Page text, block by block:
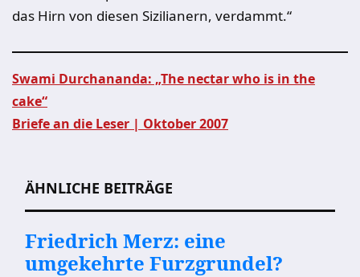
das Hirn von diesen Sizilianern, verdammt.“
Beitragsnavigation
Swami Durchananda: „The nectar who is in the
cake“
Briefe an die Leser | Oktober 2007
ÄHNLICHE BEITRÄGE
Friedrich Merz: eine
umgekehrte Furzgrundel?